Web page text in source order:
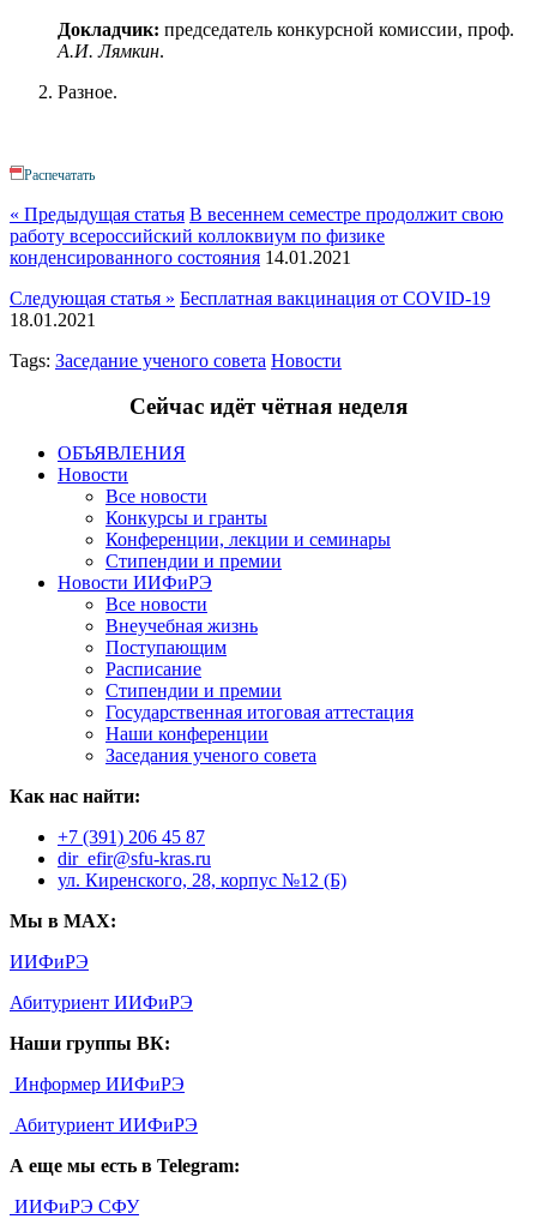
Докладчик: председатель конкурсной комиссии, проф.
А.И. Лямкин.
Разное.
Распечатать
« Предыдущая статья В весеннем семестре продолжит свою
работу всероссийский коллоквиум по физике
конденсированного состояния 14.01.2021
Следующая статья » Бесплатная вакцинация от COVID-19
18.01.2021
Tags: Заседание ученого совета Новости
Сейчас идёт чётная неделя
ОБЪЯВЛЕНИЯ
Новости
Все новости
Конкурсы и гранты
Конференции, лекции и семинары
Стипендии и премии
Новости ИИФиРЭ
Все новости
Внеучебная жизнь
Поступающим
Расписание
Стипендии и премии
Государственная итоговая аттестация
Наши конференции
Заседания ученого совета
Как нас найти:
+7 (391) 206 45 87
dir_efir@sfu-kras.ru
ул. Киренского, 28, корпус №12 (Б)
Мы в MAX:
ИИФиРЭ
Абитуриент ИИФиРЭ
Наши группы ВК:
Информер ИИФиРЭ
Абитуриент ИИФиРЭ
А еще мы есть в Telegram:
ИИФиРЭ СФУ